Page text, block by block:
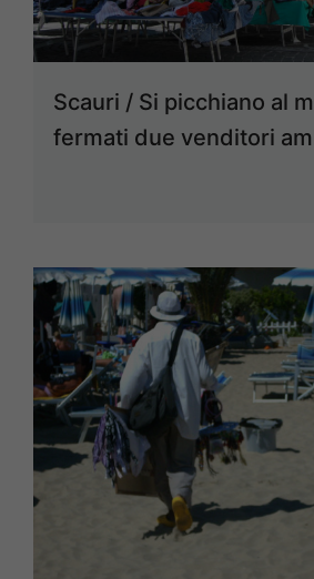
Scauri / Si picchiano al
fermati due venditori